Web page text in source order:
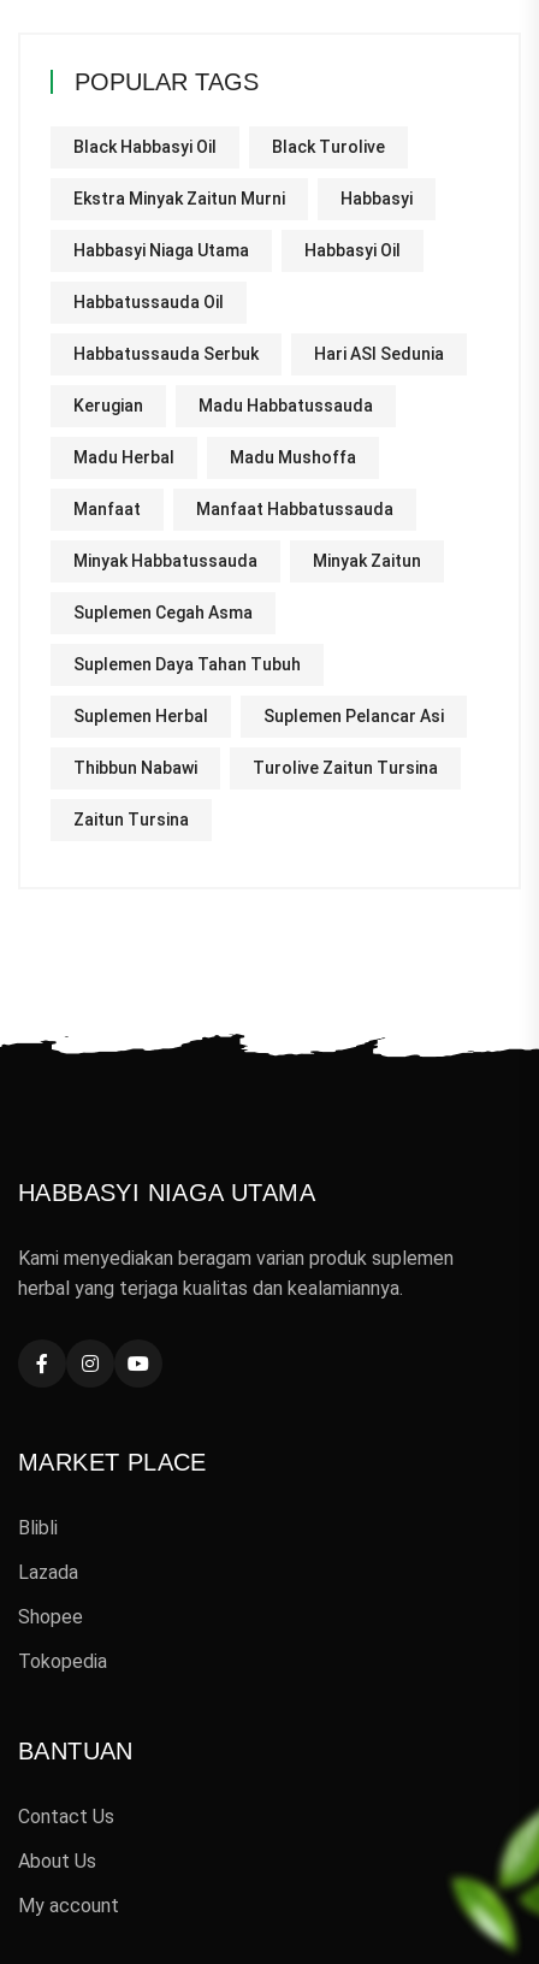
POPULAR TAGS
Black Habbasyi Oil Black Turolive
Ekstra Minyak Zaitun Murni Habbasyi
Habbasyi Niaga Utama Habbasyi Oil
Habbatussauda Oil
Habbatussauda Serbuk Hari ASI Sedunia
Kerugian Madu Habbatussauda
Madu Herbal Madu Mushoffa
Manfaat Manfaat Habbatussauda
Minyak Habbatussauda Minyak Zaitun
Suplemen Cegah Asma
Suplemen Daya Tahan Tubuh
Suplemen Herbal Suplemen Pelancar Asi
Thibbun Nabawi Turolive Zaitun Tursina
Zaitun Tursina
HABBASYI NIAGA UTAMA
Kami menyediakan beragam varian produk suplemen
herbal yang terjaga kualitas dan kealamiannya.
MARKET PLACE
Blibli
Lazada
Shopee
Tokopedia
BANTUAN
Contact Us
About Us
My account